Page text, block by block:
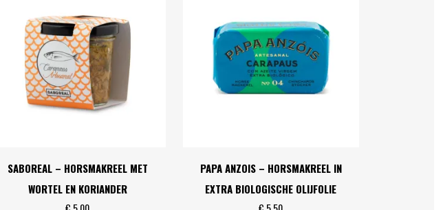
SABOREAL – HORSMAKREEL MET
WORTEL EN KORIANDER
PAPA ANZOIS – HORSMAKREEL IN
EXTRA BIOLOGISCHE OLIJFOLIE